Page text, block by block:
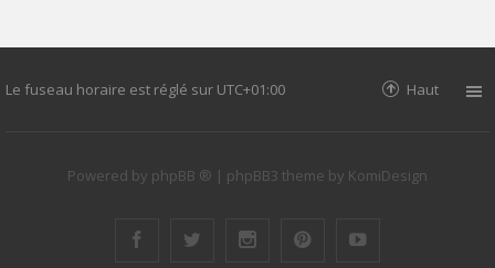
Le fuseau horaire est réglé sur UTC+01:00 Haut
Powered by phpBB ® | phpBB3 theme by KomiDesign